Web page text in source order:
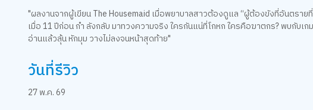
"ผลงานจากผู้เขียน The Housemaid เมื่อพยาบาลสาวต้องดูแล “ผู้ต้องขังที่อันตรา
เมื่อ 11 ปีก่อน กำ ลังกลับ มาทวงความจริง ใครกันแน่ที่โกหก ใครคือฆาตกร? พบกับเ
อ่านแล้วลุ้น หักมุม วางไม่ลงจนหน้าสุดท้าย"
วันที่รีวิว
27 พ.ค. 69